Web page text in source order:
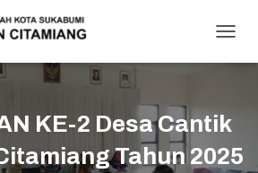
O
E
N
A
KE-2 Desa Cantik
Tahun 2025